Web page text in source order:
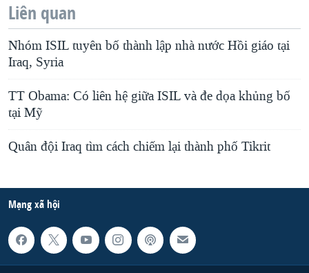
Liên quan
Nhóm ISIL tuyên bố thành lập nhà nước Hồi giáo tại
Iraq, Syria
TT Obama: Có liên hệ giữa ISIL và đe dọa khủng bố
tại Mỹ
Quân đội Iraq tìm cách chiếm lại thành phố Tikrit
Mạng xã hội